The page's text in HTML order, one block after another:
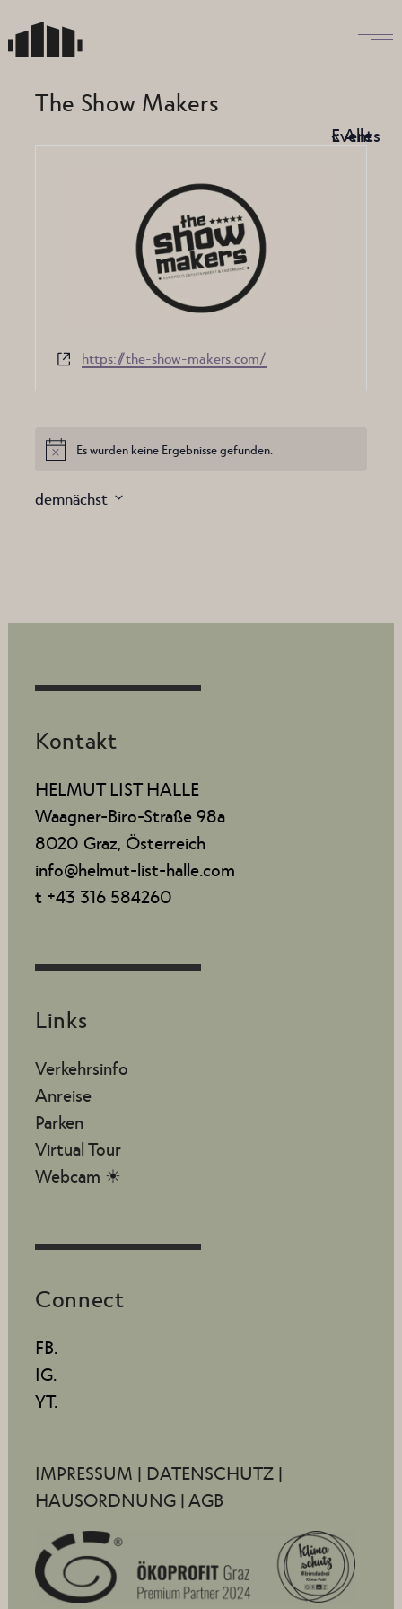
to
the
The Show Makers
« Alle Events
Website
https://the-show-makers.com/
HinweisEs wurden keine Ergebnisse gefunden.
demnächst
Kontakt
HELMUT LIST HALLE
Waagner-Biro-Straße 98a
8020 Graz, Österreich
info@helmut-list-halle.com
t +43 316 584260
Links
Verkehrsinfo
Anreise
Parken
Virtual Tour
Webcam ☀
Connect
FB.
IG.
YT.
IMPRESSUM | DATENSCHUTZ |
HAUSORDNUNG | AGB